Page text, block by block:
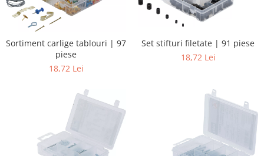
Sortiment carlige tablouri | 97
piese
18,72 Lei
Set stifturi filetate | 91 piese
18,72 Lei